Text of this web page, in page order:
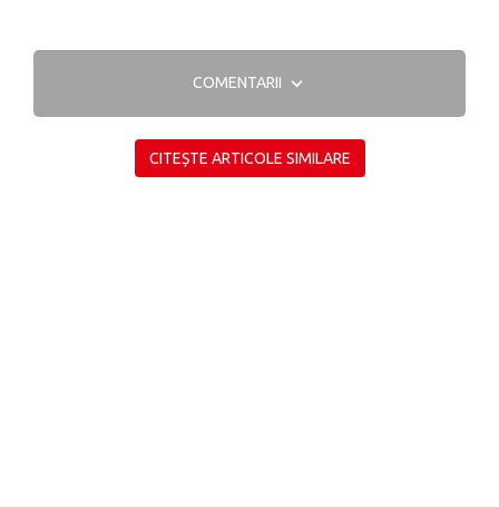
COMENTARII
CITEȘTE ARTICOLE SIMILARE